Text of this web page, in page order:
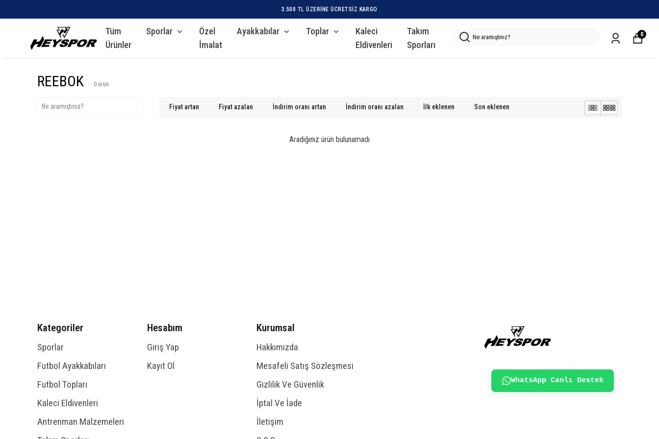
3.500 TL ÜZERINE ÜCRETSIZ KARGO
Tüm
Ürünler
Sporlar
Özel
İmalat
Ayakkabılar Toplar
Kaleci
Eldivenleri
Takım
Sporları
0
REEBOK 0 ürün
Fiyat artan Fiyat azalan İndirim oranı artan İndirim oranı azalan İlk eklenen Son eklenen
Aradığınız ürün bulunamadı
Kategoriler
Sporlar
Futbol Ayakkabıları
Futbol Topları
Kaleci Eldivenleri
Antrenman Malzemeleri
Hesabım
Giriş Yap
Kayıt Ol
Kurumsal
Hakkımızda
Mesafeli Satış Sözleşmesi
Gizlilik Ve Güvenlik
İptal Ve İade
İletişim
WhatsApp Canlı Destek